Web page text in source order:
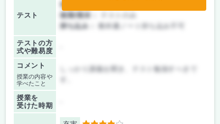
テスト
前期/中間：
後期/期末：
持ち込み：
教科書ノート持ち込み不可
テストの方
式や難易度
コメント
授業の内容や
学べたこと
しっかり講義を聞き、テスト勉強すべきで
授業を
受けた時期